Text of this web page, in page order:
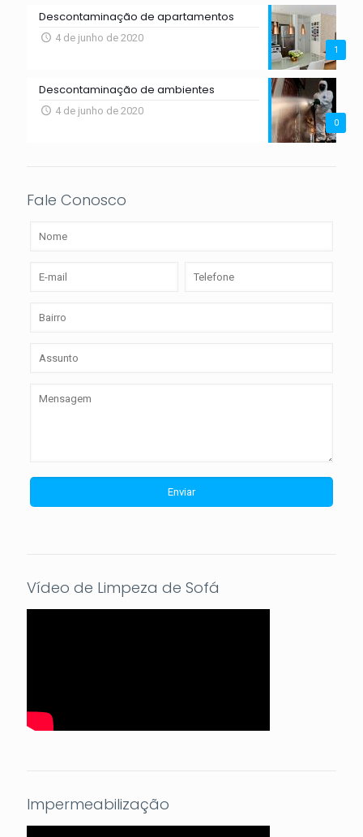
1
Descontaminação de apartamentos
4 de junho de 2020
0
Descontaminação de ambientes
4 de junho de 2020
Fale Conosco
Vídeo de Limpeza de Sofá
Impermeabilização